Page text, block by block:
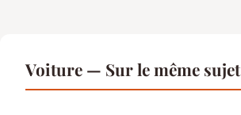
Voiture — Sur le même sujet